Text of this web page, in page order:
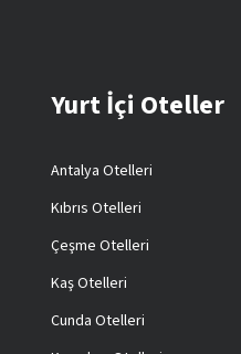
Yurt İçi Oteller
Antalya Otelleri
Kıbrıs Otelleri
Çeşme Otelleri
Kaş Otelleri
Cunda Otelleri